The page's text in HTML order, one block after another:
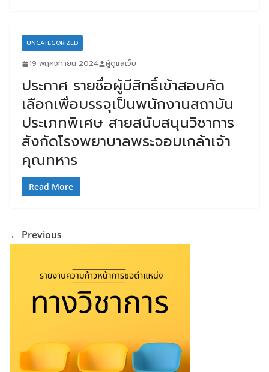
UNCATEGORIZED
19 พฤศจิกายน 2024 ผู้ดูแลเว็บ
ประกาศ รายชื่อผู้มีสิทธิ์เข้าสอบคัด
เลือกเพื่อบรรจุเป็นพนักงานสถาบัน
ประเภทพิเศษ สายสนับสนุนวิชาการ
สังกัดโรงพยาบาลพระจอมเกล้าเจ้า
คุณทหาร
Read More
← Previous